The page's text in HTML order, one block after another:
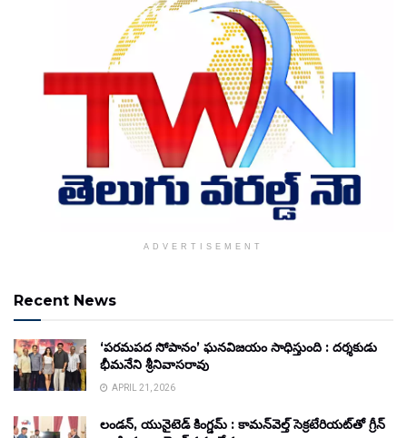
ADVERTISEMENT
Recent News
‘పరమపద సోపానం’ ఘనవిజయం సాధిస్తుంది : దర్శకుడు
భీమనేని శ్రీనివాసరావు
APRIL 21, 2026
లండన్, యునైటెడ్ కింగ్డమ్ : కామన్‌వెల్త్ సెక్రటేరియట్‌తో గ్రీన్